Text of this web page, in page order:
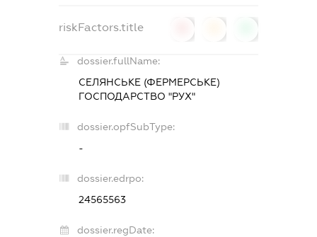
riskFactors.title
dossier.fullName:
СЕЛЯНСЬКЕ (ФЕРМЕРСЬКЕ)
ГОСПОДАРСТВО "РУХ"
dossier.opfSubType:
-
dossier.edrpo:
24565563
dossier.regDate: